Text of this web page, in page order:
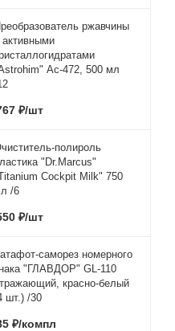
ржавчины
активными
Ас-472, 500 мл
₽/шт
полироль
"Dr.Marcus"
Cockpit Milk" 750
/6
₽/шт
саморез номерного
"ГЛАВДОР" GL-110
красно-белый
шт.) /30
₽/компл